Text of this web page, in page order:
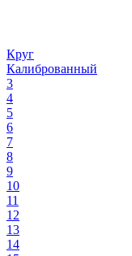
Круг
Калиброванный
3
4
5
6
7
8
9
10
11
12
13
14